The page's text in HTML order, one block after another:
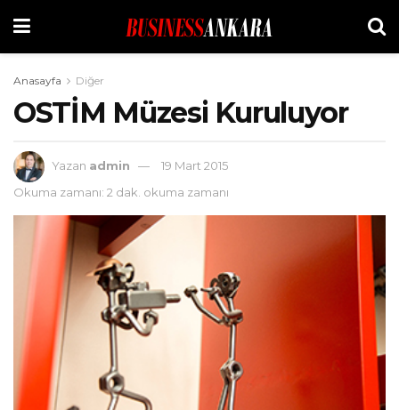
Anasayfa Diğer
OSTİM Müzesi Kuruluyor
Yazan admin
19 Mart 2015
Okuma zamanı: 2 dak. okuma zamanı